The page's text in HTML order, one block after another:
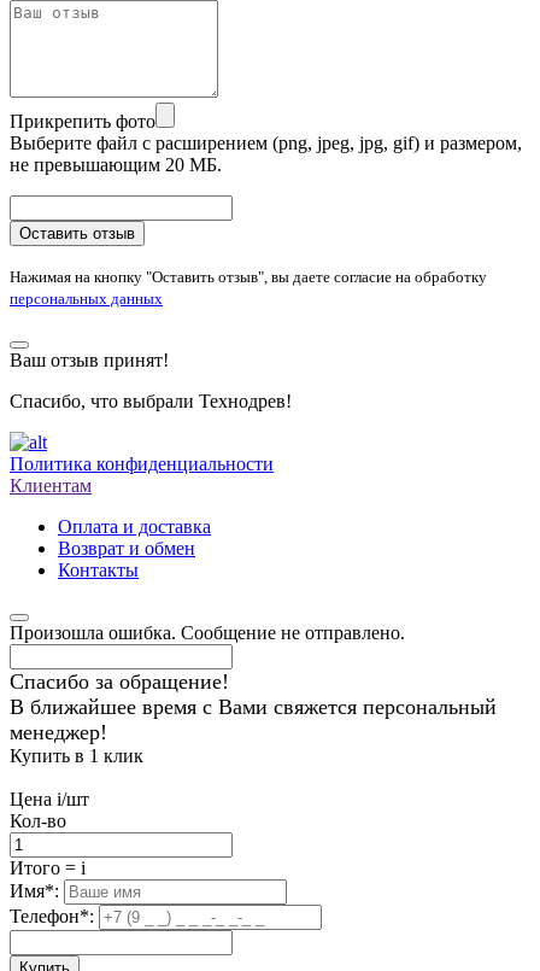
Прикрепить фото
Выберите файл с расширением (png, jpeg, jpg, gif) и размером,
не превышающим 20 МБ.
Оставить отзыв
Нажимая на кнопку "Оставить отзыв", вы даете согласие на обработку
персональных данных
Ваш отзыв принят!
Спасибо, что выбрали Технодрев!
Политика конфиденциальности
Клиентам
Оплата и доставка
Возврат и обмен
Контакты
Произошла ошибка. Сообщение не отправлено.
Спасибо за обращение!
В ближайшее время с Вами свяжется персональный
менеджер!
Купить в 1 клик
Цена i/шт
Кол-во
Итого = i
Имя*:
Телефон*: